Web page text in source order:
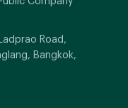
Road,
Bangkok,